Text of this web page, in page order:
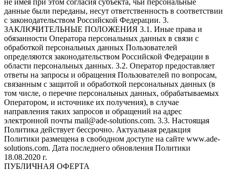
данные были переданы, несут ответственность в соответствии
с законодательством Российской Федерации. 3.
ЗАКЛЮЧИТЕЛЬНЫЕ ПОЛОЖЕНИЯ 3.1. Иные права и
обязанности Оператора персональных данных в связи с
обработкой персональных данных Пользователей
определяются законодательством Российской Федерации в
области персональных данных. 3.2. Оператор предоставляет
ответы на запросы и обращения Пользователей по вопросам,
связанным с защитой и обработкой персональных данных (в
том числе, о перечне персональных данных, обрабатываемых
Оператором, и источнике их получения), в случае
направления таких запросов и обращений на адрес
электронной почты mail@ade-solutions.com. 3.3. Настоящая
Политика действует бессрочно. Актуальная редакция
Политики размещена в свободном доступе на сайте www.ade-
solutions.com. Дата последнего обновления Политики
18.08.2020 г.
ПУБЛИЧНАЯ ОФЕРТА